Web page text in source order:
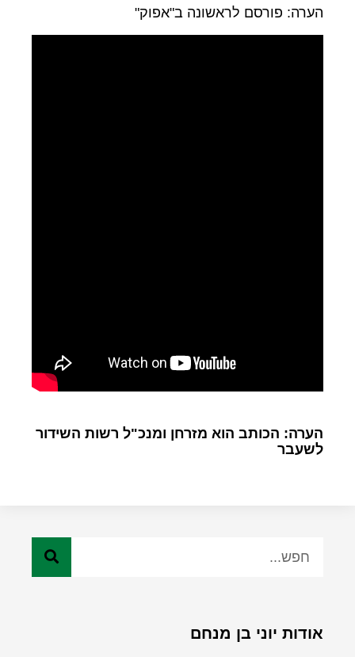
הערה: פורסם לראשונה ב"אפוק"
הערה: הכותב הוא מזרחן ומנכ"ל רשות השידור
לשעבר
אודות יוני בן מנחם